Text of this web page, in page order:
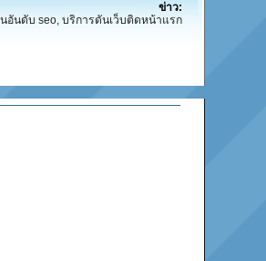
ข่าว:
อันดับ seo, บริการดันเว็บติดหน้าแรก